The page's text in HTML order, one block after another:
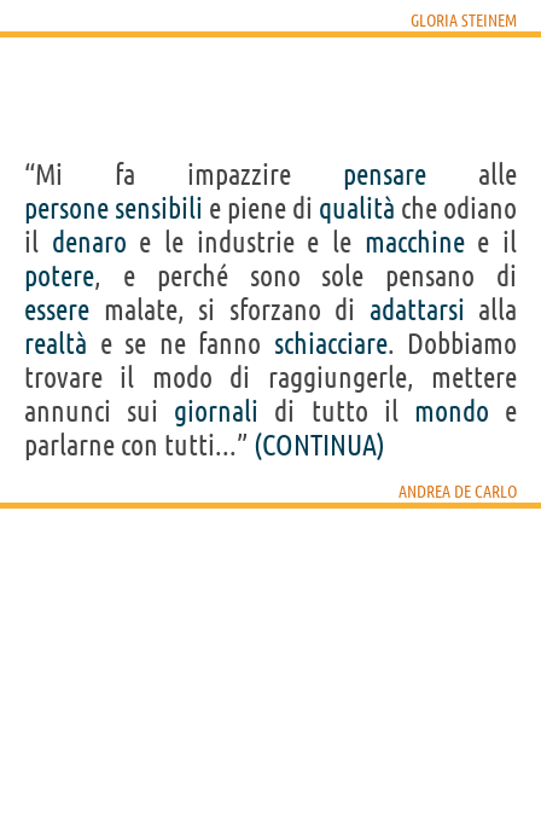
GLORIA STEINEM
“Mi fa impazzire pensare alle
persone sensibili e piene di qualità che odiano
il denaro e le industrie e le macchinee il
potere, e perché sono sole pensano di
essere malate, si sforzano di adattarsi alla
realtà e se ne fanno schiacciare. Dobbiamo
trovare il modo di raggiungerle, mettere
annunci sui giornali di tutto il mondo e
parlarne con tutti...” (CONTINUA)
ANDREA DE CARLO